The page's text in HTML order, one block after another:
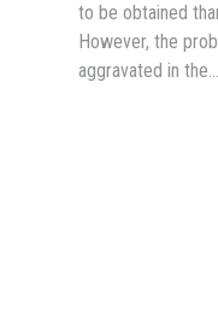
to be obtained
However, the
aggravated in the…